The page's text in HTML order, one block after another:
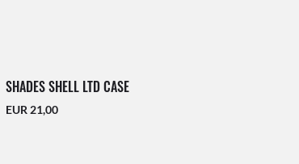
SHADES SHELL LTD CASE
EUR 21,00